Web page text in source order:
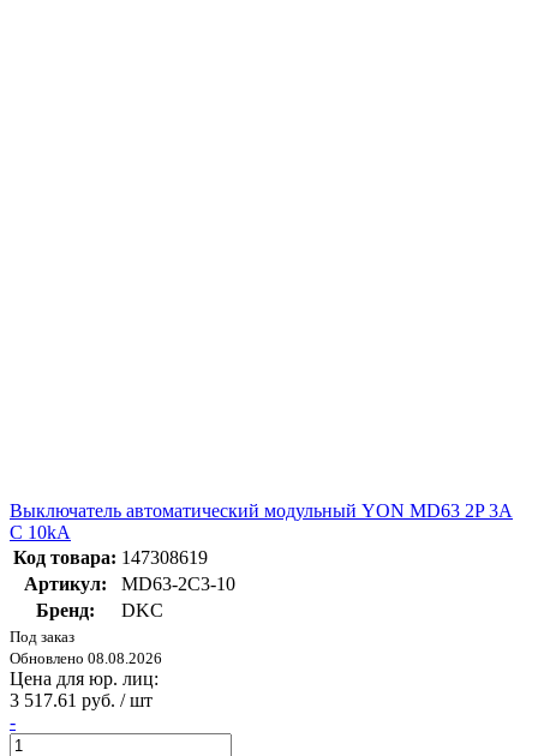
Выключатель автоматический модульный YON MD63 2P 3А
C 10kA
Код товара: 147308619
Артикул:
MD63-2C3-10
Бренд:
DKC
Под заказ
Обновлено 08.08.2026
Цена для юр. лиц:
3 517.61 руб. / шт
-